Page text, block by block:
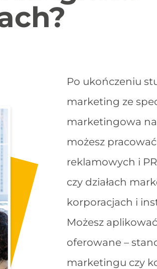
Po ukończeniu
marketing ze
marketingowa
możesz
reklamowych i
czy działach
korporacjach i
Możesz
oferowane –
marketingu czy